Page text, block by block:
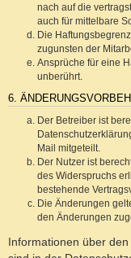
nach auf die
auch für mittelbare
Die
zugunsten der
Ansprüche für eine
unberührt.
6.
Der Betreiber ist
Mail mitgeteilt.
Der Nutzer ist
des Widerspruchs
bestehende
Die Änderungen
den Änderungen
Informationen über